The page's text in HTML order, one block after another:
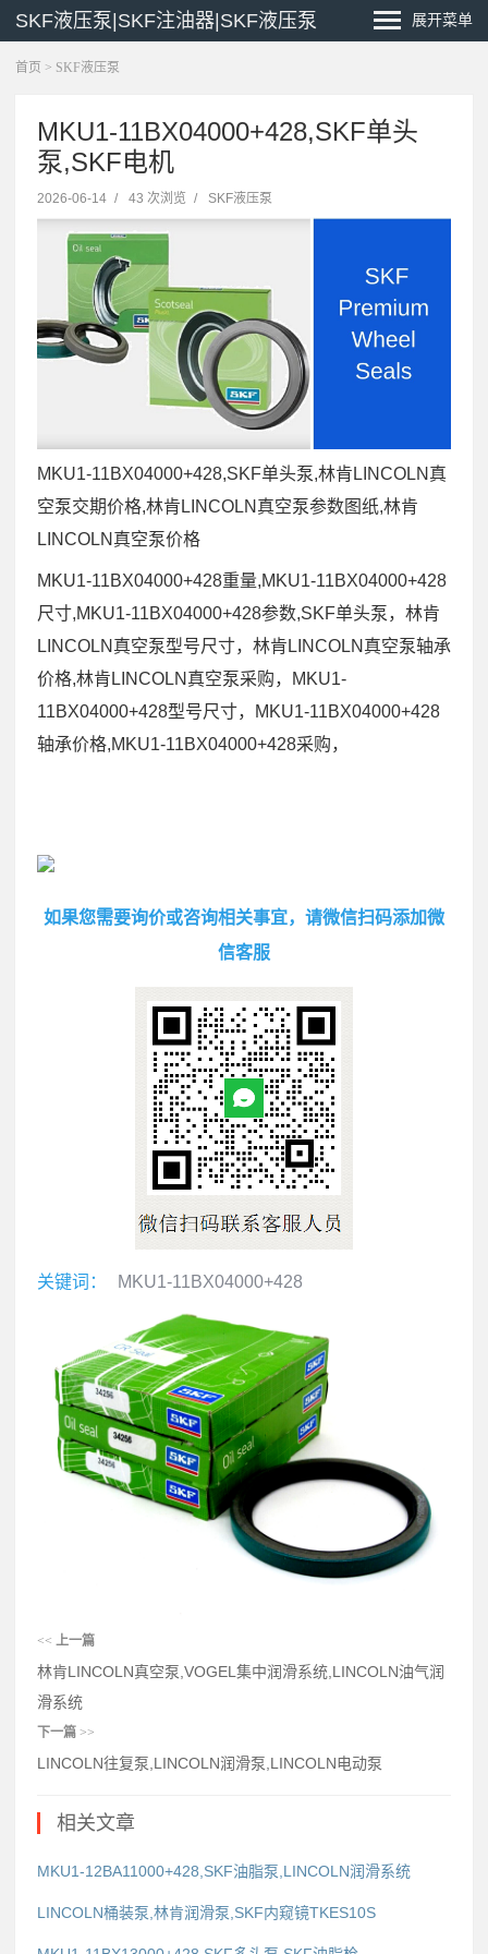
SKF液压泵|SKF注油器|SKF液压泵 展开菜单
首页 > SKF液压泵
MKU1-11BX04000+428,SKF单头
泵,SKF电机
2026-06-14 / 43 次浏览 / SKF液压泵
MKU1-11BX04000+428,SKF单头泵,林肯LINCOLN真
空泵交期价格,林肯LINCOLN真空泵参数图纸,林肯
LINCOLN真空泵价格
MKU1-11BX04000+428重量,MKU1-11BX04000+428
尺寸,MKU1-11BX04000+428参数,SKF单头泵，林肯
LINCOLN真空泵型号尺寸，林肯LINCOLN真空泵轴承
价格,林肯LINCOLN真空泵采购，MKU1-
11BX04000+428型号尺寸，MKU1-11BX04000+428
轴承价格,MKU1-11BX04000+428采购，
如果您需要询价或咨询相关事宜，请微信扫码添加微
信客服
关键词： MKU1-11BX04000+428
<< 上一篇
林肯LINCOLN真空泵,VOGEL集中润滑系统,LINCOLN油气润
滑系统
下一篇 >>
LINCOLN往复泵,LINCOLN润滑泵,LINCOLN电动泵
相关文章
MKU1-12BA11000+428,SKF油脂泵,LINCOLN润滑系统
LINCOLN桶装泵,林肯润滑泵,SKF内窥镜TKES10S